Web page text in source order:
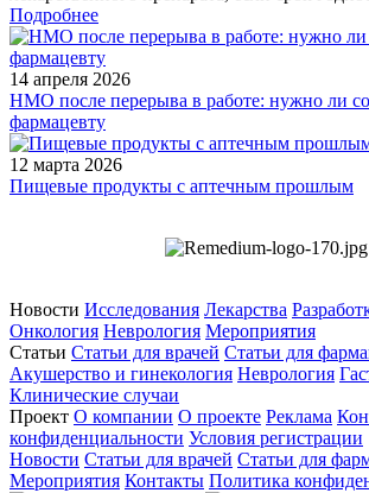
Подробнее
14 апреля 2026
НМО после перерыва в работе: нужно ли
фармацевту
12 марта 2026
Пищевые продукты с аптечным прошлым
Новости Исследования Лекарства
Онкология Неврология Мероприятия
Статьи Статьи для врачей Статьи для
Акушерство и гинекология Неврология
Клинические случаи
Проект О компании О проекте Реклама
конфиденциальности Условия регистрации
Новости Статьи для врачей Статьи для
Мероприятия Контакты Политика